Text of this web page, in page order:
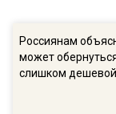
Россиянам
может
слишком